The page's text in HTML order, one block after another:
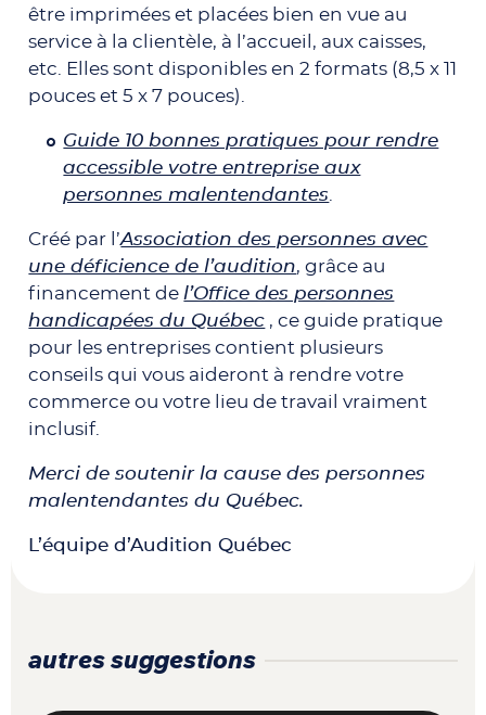
être imprimées et placées bien en vue au
service à la clientèle, à l’accueil, aux caisses,
etc. Elles sont disponibles en 2 formats (8,5 x 11
pouces et 5 x 7 pouces).
Guide 10 bonnes pratiques pour rendre
accessible votre entreprise aux
personnes malentendantes
Créé par l’Association des personnes avec
une déficience de l’audition, grâce au
financement de l’Office des personnes
handicapées du Québec , ce guide pratique
pour les entreprises contient plusieurs
conseils qui vous aideront à rendre votre
commerce ou votre lieu de travail vraiment
inclusif.
Merci de soutenir la cause des personnes
malentendantes du Québec.
L’équipe d’Audition Québec
autres suggestions